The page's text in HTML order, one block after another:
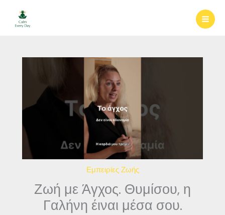
περιεχόμενο
Εμπειρίες Ζωής
Ζωή με Άγχος. Θυμίσου, η
Γαλήνη έιναι μέσα σου.